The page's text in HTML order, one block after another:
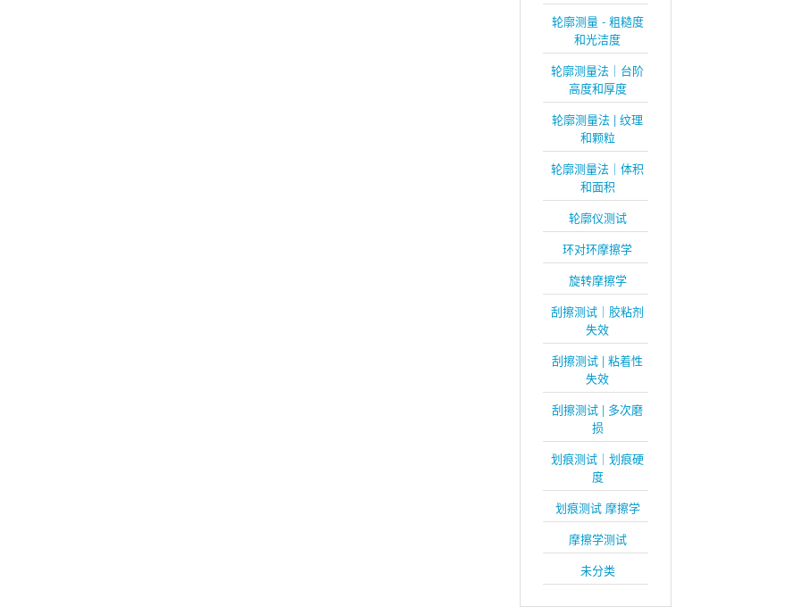
轮廓测量 - 粗糙度
和光洁度
轮廓测量法｜台阶
高度和厚度
轮廓测量法 | 纹理
和颗粒
轮廓测量法｜体积
和面积
轮廓仪测试
环对环摩擦学
旋转摩擦学
刮擦测试｜胶粘剂
失效
刮擦测试 | 粘着性
失效
刮擦测试 | 多次磨
损
划痕测试｜划痕硬
度
划痕测试 摩擦学
摩擦学测试
未分类